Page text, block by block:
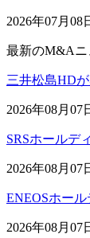
2026年07月08
最新のM&Aニ
三井松島HD
2026年08月07
SRSホールデ
2026年08月07
ENEOSホー
2026年08月07